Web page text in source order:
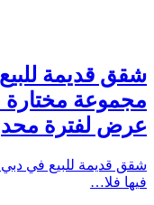
مجموعة مختارة
عرض لفترة
شقق قديمة للبيع في
فيها فلا…